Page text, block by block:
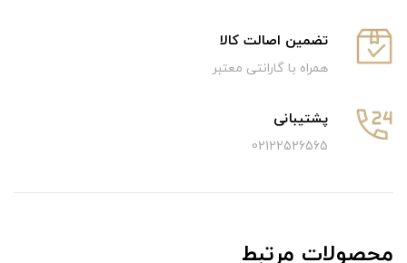
تضمین اصالت کالا
همراه با گارانتی معتبر
پشتیبانی
02122526565
محصولات مرتبط